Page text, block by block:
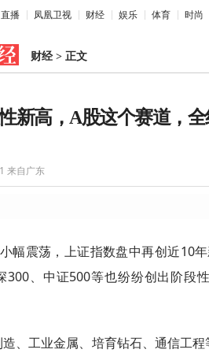
直播 凤凰卫视 财经 娱乐 体育 时尚
财经> 正文
新高，A股这个赛道，
来自广东
幅震荡，上证指数盘中再创近10
300、中证500等也纷纷创出阶段
、工业金属、培育钻石、通信工